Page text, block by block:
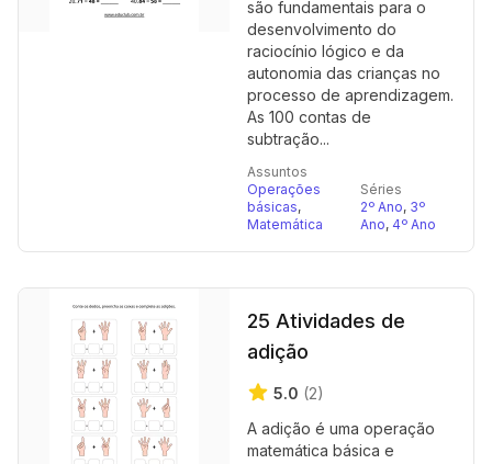
são fundamentais para o
desenvolvimento do
raciocínio lógico e da
autonomia das crianças no
processo de aprendizagem.
As 100 contas de
subtração...
Assuntos
Operações
básicas,
Matemática
Séries
2º Ano, 3º
Ano, 4º Ano
25 Atividades de
adição
5.0 (2)
A adição é uma operação
matemática básica e